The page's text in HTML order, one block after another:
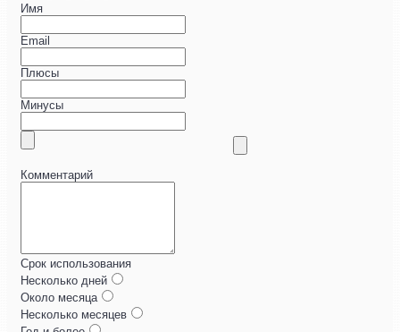
Имя
Email
Плюсы
Минусы
Комментарий
Срок использования
Несколько дней
Около месяца
Несколько месяцев